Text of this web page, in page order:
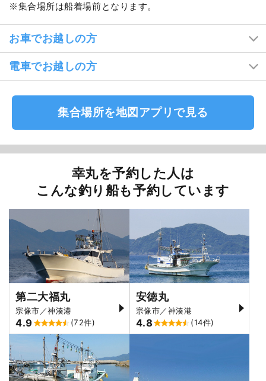
集合場所は船着場前となります。
お車でお越しの方
電車でお越しの方
集合場所を地図アプリで見る
幸丸を予約した人は
こんな釣り船も予約しています
第二大福丸
宗像市／神湊港
4.9 (72件)
安徳丸
宗像市／神湊港
4.8 (14件)